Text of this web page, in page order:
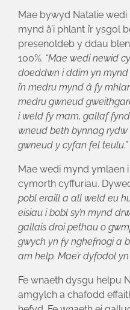
Mae bywyd Natalie wedi
mynd â’i phlant i’r ysgol
presenoldeb y ddau
100%. “Mae wedi newid
doeddwn i ddim yn mynd
i’n medru mynd â fy
medru gwneud
i weld fy mam, gallaf
wneud beth bynnag rydw
gwneud y cyfan fel teulu.”
Mae wedi mynd ymlaen
cymorth cyffuriau.
pobl eraill a all weld eu
eisiau i bobl sy’n mynd
gallais droi pethau o
gwych yn fy nghefnogi a
am help. Mae’r dyfodol yn
Fe wnaeth dysgu helpu
amgylch a chafodd